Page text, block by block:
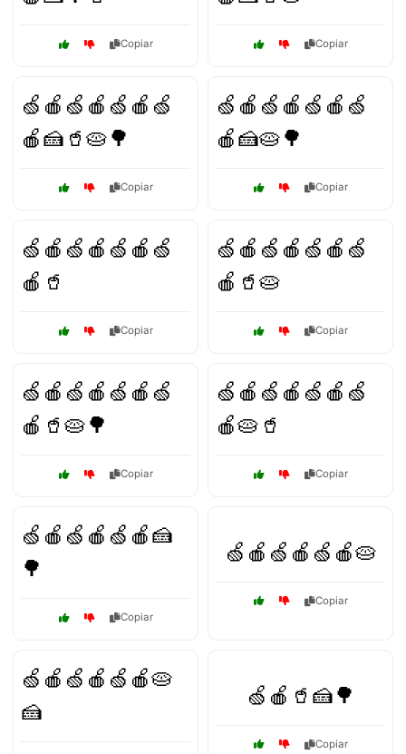
Copiar Copiar
🍏🍎🍏🍎🍏🍎🍏
🍎🍰🥤🥧🌳
Copiar
🍏🍎🍏🍎🍏🍎🍏
🍎🍰🥧🌳
Copiar
🍏🍎🍏🍎🍏🍎🍏
🍎🥤
Copiar
🍏🍎🍏🍎🍏🍎🍏
🍎🥤🥧
Copiar
🍏🍎🍏🍎🍏🍎🍏
🍎🥤🥧🌳
Copiar
🍏🍎🍏🍎🍏🍎🍏
🍎🥧🥤
Copiar
🍏🍎🍏🍎🍏🍎🍰
🌳
Copiar
🍏🍎🍏🍎🍏🍎🥧
Copiar
🍏🍎🍏🍎🍏🍎🥧
🍰
🍏🍎🥤🍰🌳
Copiar